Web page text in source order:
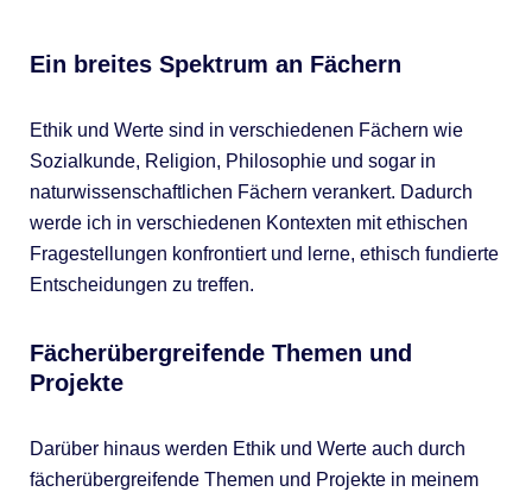
Ein breites Spektrum an Fächern
Ethik und Werte sind in verschiedenen Fächern wie
Sozialkunde, Religion, Philosophie und sogar in
naturwissenschaftlichen Fächern verankert. Dadurch
werde ich in verschiedenen Kontexten mit ethischen
Fragestellungen konfrontiert und lerne, ethisch fundierte
Entscheidungen zu treffen.
Fächerübergreifende Themen und
Projekte
Darüber hinaus werden Ethik und Werte auch durch
fächerübergreifende Themen und Projekte in meinem